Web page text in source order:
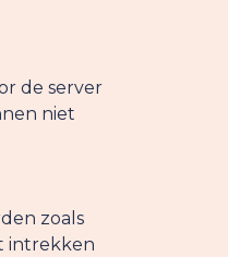
de server
niet
zoals
intrekken